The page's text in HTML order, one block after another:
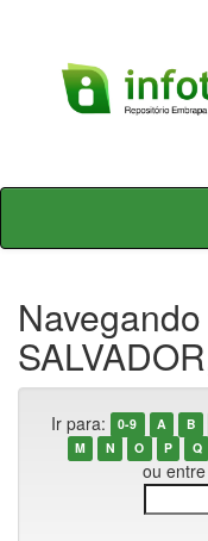
Skip
Ir para: 0-9 A B
M
N O P Q
ou